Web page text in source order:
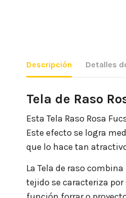
Descripción Detalles
Tela de Raso
Esta Tela Raso Rosa
Este efecto se logra
que lo hace tan
La Tela de raso
tejido se caracteriza